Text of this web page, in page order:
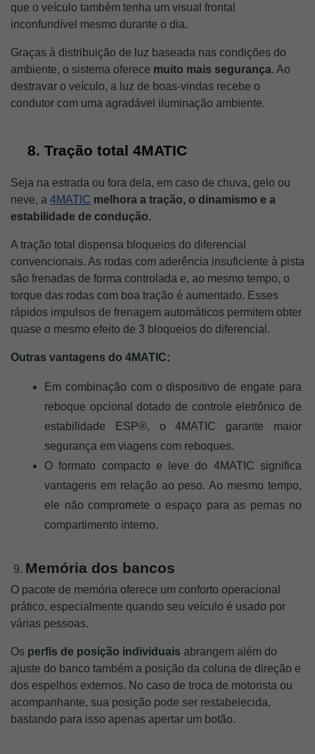
que o veículo também tenha um visual frontal
inconfundível mesmo durante o dia.
Graças à distribuição de luz baseada nas condições do
ambiente, o sistema oferece muito mais segurança. Ao
destravar o veículo, a luz de boas-vindas recebe o
condutor com uma agradável iluminação ambiente.
Tração total 4MATIC
Seja na estrada ou fora dela, em caso de chuva, gelo ou
neve, a 4MATIC melhora a tração, o dinamismo e a
estabilidade de condução.
A tração total dispensa bloqueios do diferencial
convencionais. As rodas com aderência insuficiente à pista
são frenadas de forma controlada e, ao mesmo tempo, o
torque das rodas com boa tração é aumentado. Esses
rápidos impulsos de frenagem automáticos permitem obter
quase o mesmo efeito de 3 bloqueios do diferencial.
Outras vantagens do 4MATIC:
Em combinação com o dispositivo de engate para
reboque opcional dotado de controle eletrônico de
estabilidade ESP®, o 4MATIC garante maior
segurança em viagens com reboques.
O formato compacto e leve do 4MATIC significa
vantagens em relação ao peso. Ao mesmo tempo,
ele não compromete o espaço para as pernas no
compartimento interno.
9. Memória dos bancos
O pacote de memória oferece um conforto operacional
prático, especialmente quando seu veículo é usado por
várias pessoas.
Os perfis de posição individuais abrangem além do
ajuste do banco também a posição da coluna de direção e
dos espelhos externos. No caso de troca de motorista ou
acompanhante, sua posição pode ser restabelecida,
bastando para isso apenas apertar um botão.